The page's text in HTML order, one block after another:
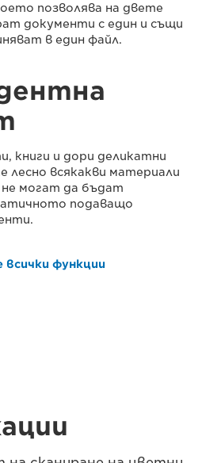
позволява на двете
документи с един и същи
в един файл.
книги и дори деликатни
лесно всякакви материали
могат да бъдат
подаващо
функции